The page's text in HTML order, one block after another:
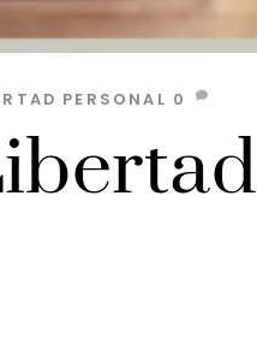
PERSONAL 0